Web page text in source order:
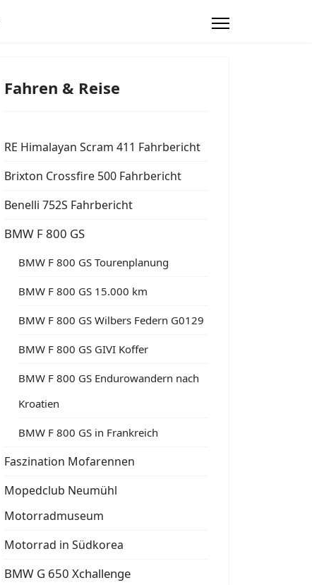
Fahren & Reise
RE Himalayan Scram 411 Fahrbericht
Brixton Crossfire 500 Fahrbericht
Benelli 752S Fahrbericht
BMW F 800 GS
BMW F 800 GS Tourenplanung
BMW F 800 GS 15.000 km
BMW F 800 GS Wilbers Federn G0129
BMW F 800 GS GIVI Koffer
BMW F 800 GS Endurowandern nach
Kroatien
BMW F 800 GS in Frankreich
Faszination Mofarennen
Mopedclub Neumühl
Motorradmuseum
Motorrad in Südkorea
BMW G 650 Xchallenge